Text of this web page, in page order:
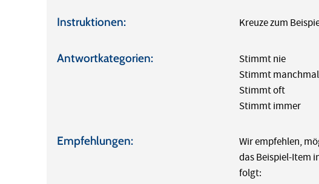
Instruktionen: Kreuze zum
Antwortkategorien:
Stimmt nie
Stimmt manchmal
Stimmt oft
Stimmt immer
Empfehlungen:
Wir empfehlen,
das Beispiel-Item
folgt: